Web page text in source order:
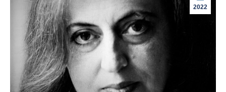
2022